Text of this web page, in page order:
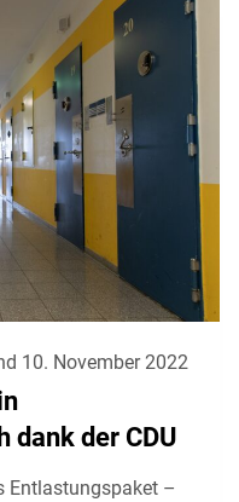
10. November 2022
dank der CDU
Entlastungspaket –